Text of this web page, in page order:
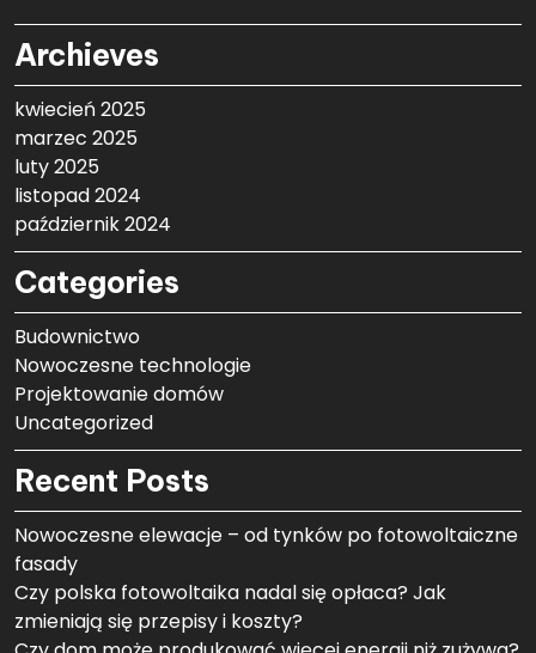
Archieves
kwiecień 2025
marzec 2025
luty 2025
listopad 2024
październik 2024
Categories
Budownictwo
Nowoczesne technologie
Projektowanie domów
Uncategorized
Recent Posts
Nowoczesne elewacje – od tynków po fotowoltaiczne
fasady
Czy polska fotowoltaika nadal się opłaca? Jak
zmieniają się przepisy i koszty?